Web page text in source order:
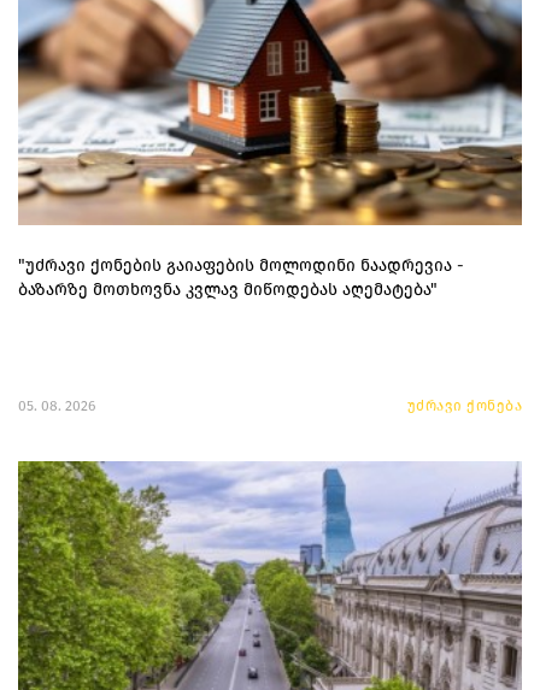
"უძრავი ქონების გაიაფების მოლოდინი ნაადრევია -
ბაზარზე მოთხოვნა კვლავ მიწოდებას აღემატება"
05. 08. 2026 უძრავი ქონება